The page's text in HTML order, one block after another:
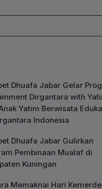
Dhuafa Jabar Gelar
Dirgantara with
Yatim Berwisata
Indonesia
Dhuafa Jabar Gulirkan
Pembinaan Mualaf di
Kuningan
Memaknai Hari